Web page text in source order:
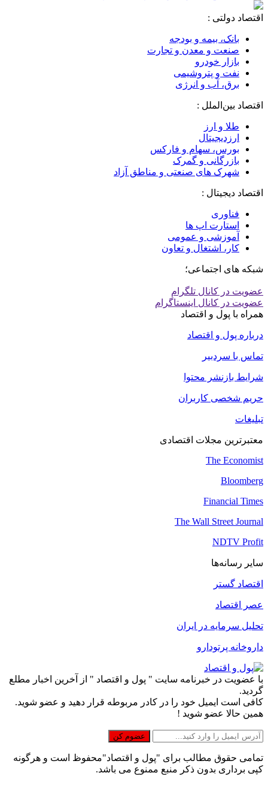
اقتصاد دولتی :
بانک، بیمه و بودجه
صنعت و معدن و تجارت
بازار خودرو
نفت و پتروشیمی
برق، آب و انرژی
اقتصاد بین‌الملل :
طلا و ارز
ارزدیجیتال
بورس، سهام و فارکس
بازرگانی و گمرک
شهرک های صنعتی و مناطق آزاد
اقتصاد دیجیتال :
فناوری
استارت اپ ها
آموزشی و عمومی
کار، اشتغال و تعاون
شبکه های اجتماعی؛
عضویت در کانال تلگرام
عضویت در کانال اینستاگرام
همراه با پول و اقتصاد
درباره پول و اقتصاد
تماس با سردبیر
شرایط بازنشر محتوا
حریم شخصی کاربران
تبلیغات
معتبرترین مجلات اقتصادی
The Economist
Bloomberg
Financial Times
The Wall Street Journal
NDTV Profit
سایر رسانه‌ها
اقتصاد گستر
عصر اقتصاد
تحلیل سرمایه در ایران
داروخانه پرتودارو
با عضویت در خبرنامه سایت " پول و اقتصاد " از آخرین اخبار مطلع
گردید.
کافی است ایمیل خود را در کادر مربوطه قرار دهید و عضو شوید.
همین حالا عضو شوید !
تمامی حقوق مطالب برای "پول و اقتصاد"محفوظ است و هرگونه
کپی برداری بدون ذکر منبع ممنوع می باشد.